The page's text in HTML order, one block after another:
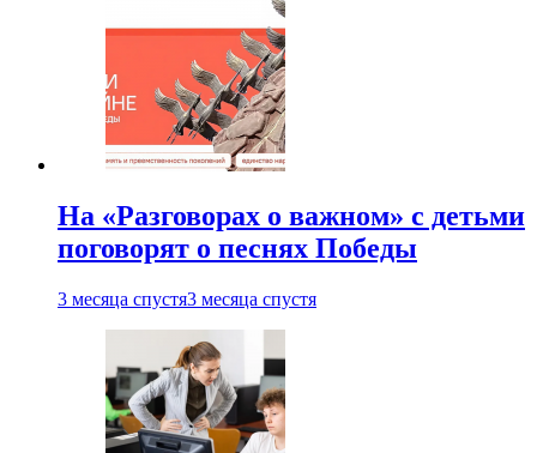
На «Разговорах о важном» с детьми
поговорят о песнях Победы
3 месяца спустя3 месяца спустя